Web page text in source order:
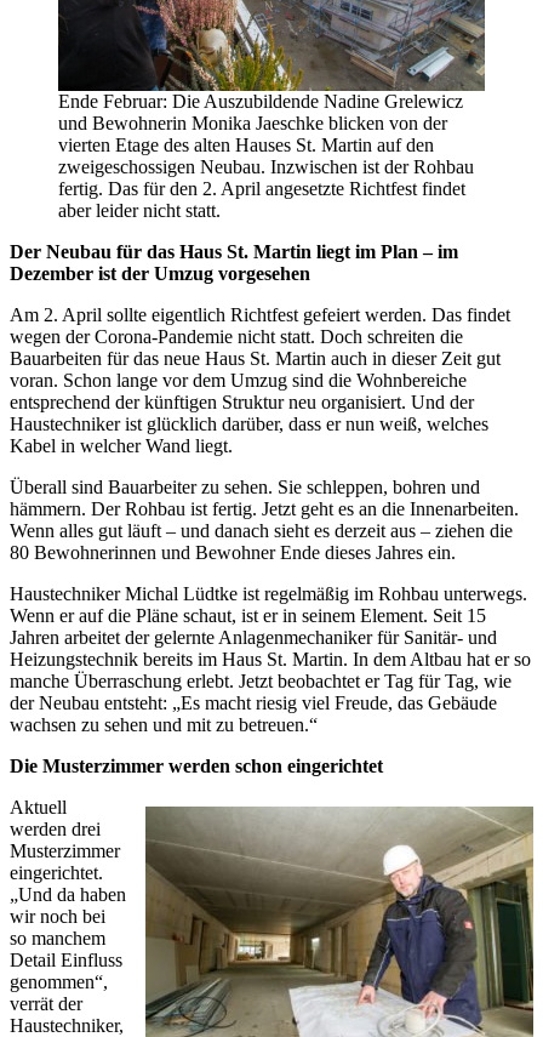
Ende Februar: Die Auszubildende Nadine Grelewicz
und Bewohnerin Monika Jaeschke blicken von der
vierten Etage des alten Hauses St. Martin auf den
zweigeschossigen Neubau. Inzwischen ist der Rohbau
fertig. Das für den 2. April angesetzte Richtfest findet
aber leider nicht statt.
Der Neubau für das Haus St. Martin liegt im Plan – im
Dezember ist der Umzug vorgesehen
Am 2. April sollte eigentlich Richtfest gefeiert werden. Das findet
wegen der Corona-Pandemie nicht statt. Doch schreiten die
Bauarbeiten für das neue Haus St. Martin auch in dieser Zeit gut
voran. Schon lange vor dem Umzug sind die Wohnbereiche
entsprechend der künftigen Struktur neu organisiert. Und der
Haustechniker ist glücklich darüber, dass er nun weiß, welches
Kabel in welcher Wand liegt.
Überall sind Bauarbeiter zu sehen. Sie schleppen, bohren und
hämmern. Der Rohbau ist fertig. Jetzt geht es an die Innenarbeiten.
Wenn alles gut läuft – und danach sieht es derzeit aus – ziehen die
80 Bewohnerinnen und Bewohner Ende dieses Jahres ein.
Haustechniker Michal Lüdtke ist regelmäßig im Rohbau unterwegs.
Wenn er auf die Pläne schaut, ist er in seinem Element. Seit 15
Jahren arbeitet der gelernte Anlagenmechaniker für Sanitär- und
Heizungstechnik bereits im Haus St. Martin. In dem Altbau hat er so
manche Überraschung erlebt. Jetzt beobachtet er Tag für Tag, wie
der Neubau entsteht: „Es macht riesig viel Freude, das Gebäude
wachsen zu sehen und mit zu betreuen.“
Die Musterzimmer werden schon eingerichtet
Aktuell
werden drei
Musterzimmer
eingerichtet.
„Und da haben
wir noch bei
so manchem
Detail Einfluss
genommen“,
verrät der
Haustechniker,